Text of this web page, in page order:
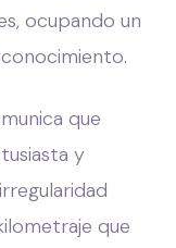
ocupando un
que
y
que